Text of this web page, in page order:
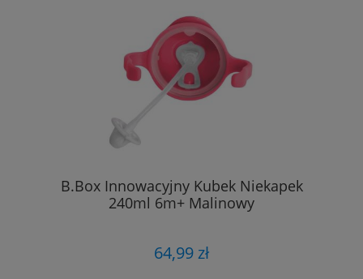
B.Box Innowacyjny Kubek Niekapek
240ml 6m+ Malinowy
64,99 zł